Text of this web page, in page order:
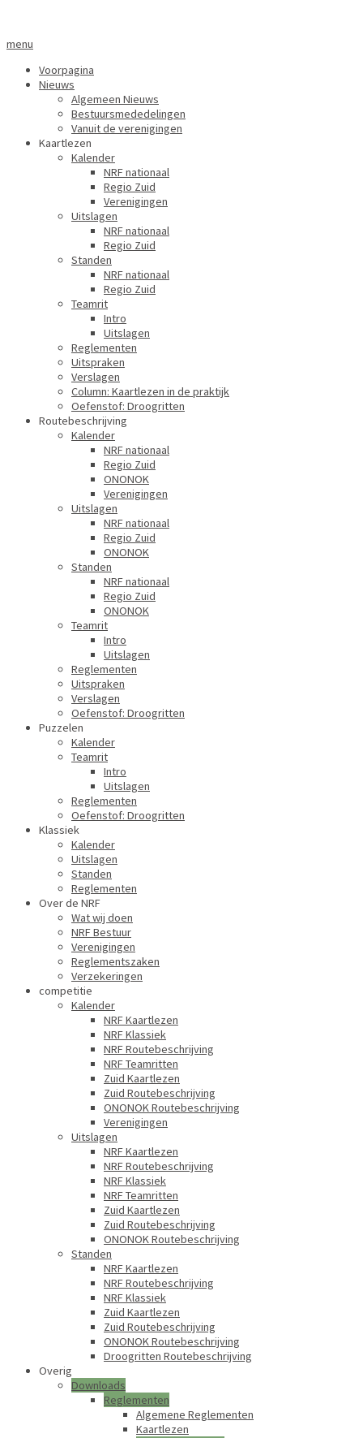
menu
Voorpagina
Nieuws
Algemeen Nieuws
Bestuursmededelingen
Vanuit de verenigingen
Kaartlezen
Kalender
NRF nationaal
Regio Zuid
Verenigingen
Uitslagen
NRF nationaal
Regio Zuid
Standen
NRF nationaal
Regio Zuid
Teamrit
Intro
Uitslagen
Reglementen
Uitspraken
Verslagen
Column: Kaartlezen in de praktijk
Oefenstof: Droogritten
Routebeschrijving
Kalender
NRF nationaal
Regio Zuid
ONONOK
Verenigingen
Uitslagen
NRF nationaal
Regio Zuid
ONONOK
Standen
NRF nationaal
Regio Zuid
ONONOK
Teamrit
Intro
Uitslagen
Reglementen
Uitspraken
Verslagen
Oefenstof: Droogritten
Puzzelen
Kalender
Teamrit
Intro
Uitslagen
Reglementen
Oefenstof: Droogritten
Klassiek
Kalender
Uitslagen
Standen
Reglementen
Over de NRF
Wat wij doen
NRF Bestuur
Verenigingen
Reglementszaken
Verzekeringen
competitie
Kalender
NRF Kaartlezen
NRF Klassiek
NRF Routebeschrijving
NRF Teamritten
Zuid Kaartlezen
Zuid Routebeschrijving
ONONOK Routebeschrijving
Verenigingen
Uitslagen
NRF Kaartlezen
NRF Routebeschrijving
NRF Klassiek
NRF Teamritten
Zuid Kaartlezen
Zuid Routebeschrijving
ONONOK Routebeschrijving
Standen
NRF Kaartlezen
NRF Routebeschrijving
NRF Klassiek
Zuid Kaartlezen
Zuid Routebeschrijving
ONONOK Routebeschrijving
Droogritten Routebeschrijving
Overig
Downloads
Reglementen
Algemene Reglementen
Kaartlezen